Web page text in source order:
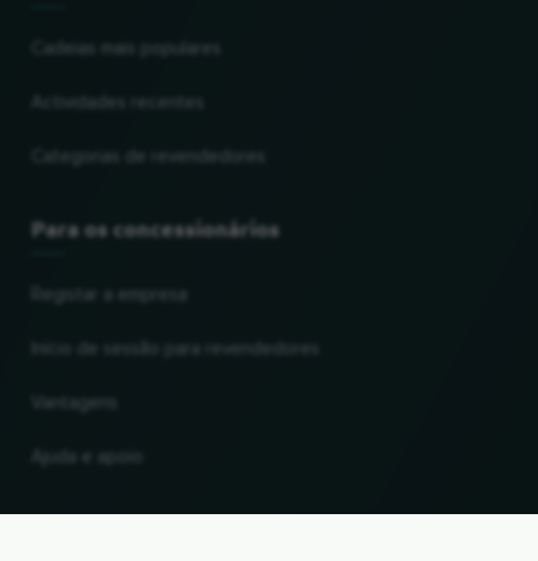
Cadeias mais populares
Para os concessionários
Registar a empresa
Vantagens
Ajuda e apoio